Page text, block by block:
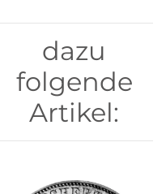
dazu
folgende
Artikel: